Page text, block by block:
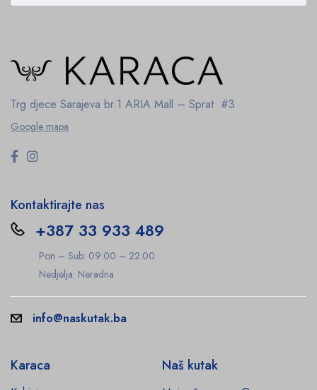
Trg djece Sarajeva br.1 ARIA Mall – Sprat #3
Google mapa
Kontaktirajte nas
+387 33 933 489
Pon – Sub: 09:00 – 22:00
Nedjelja: Neradna
info@naskutak.ba
Karaca Naš kutak